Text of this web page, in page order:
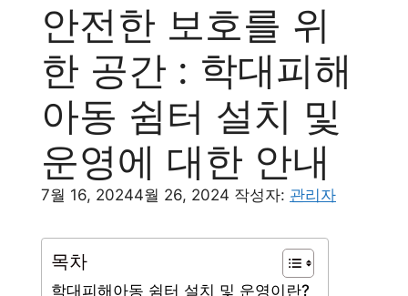
안전한 보호를 위
한 공간 : 학대피해
아동 쉼터 설치 및
운영에 대한 안내
7월 16, 20244월 26, 2024 작성자: 관리자
목차
학대피해아동 쉼터 설치 및 운영이란?